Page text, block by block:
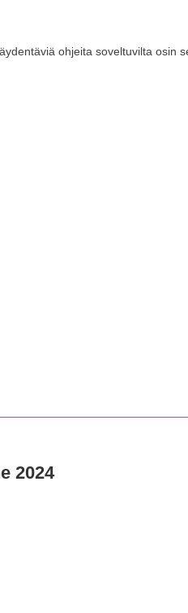
ohjeita soveltuvilta osin
2024